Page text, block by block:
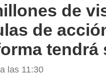
de
de
tendrá
las 11:30